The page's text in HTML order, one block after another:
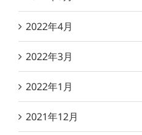
2022年4月
2022年3月
2022年1月
2021年12月